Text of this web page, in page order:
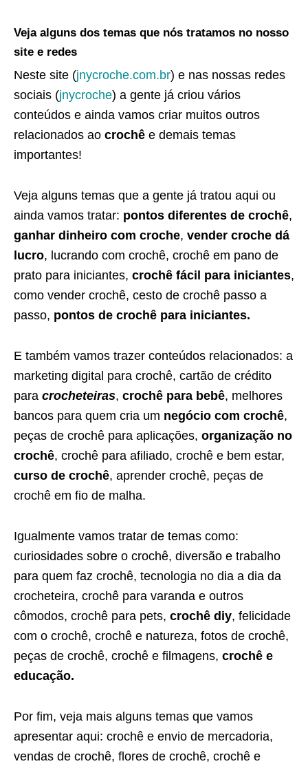
Veja alguns dos temas que nós tratamos no nosso
site e redes
Neste site (jnycroche.com.br) e nas nossas redes
sociais (jnycroche) a gente já criou vários
conteúdos e ainda vamos criar muitos outros
relacionados ao crochê e demais temas
importantes!
Veja alguns temas que a gente já tratou aqui ou
ainda vamos tratar: pontos diferentes de crochê,
ganhar dinheiro com croche, vender croche dá
lucro, lucrando com crochê, crochê em pano de
prato para iniciantes, crochê fácil para iniciantes,
como vender crochê, cesto de crochê passo a
passo, pontos de crochê para iniciantes.
E também vamos trazer conteúdos relacionados: a
marketing digital para crochê, cartão de crédito
para crocheteiras, crochê para bebê, melhores
bancos para quem cria um negócio com crochê,
peças de crochê para aplicações, organização no
crochê, crochê para afiliado, crochê e bem estar,
curso de crochê, aprender crochê, peças de
crochê em fio de malha.
Igualmente vamos tratar de temas como:
curiosidades sobre o crochê, diversão e trabalho
para quem faz crochê, tecnologia no dia a dia da
crocheteira, crochê para varanda e outros
cômodos, crochê para pets, crochê diy, felicidade
com o crochê, crochê e natureza, fotos de crochê,
peças de crochê, crochê e filmagens, crochê e
educação.
Por fim, veja mais alguns temas que vamos
apresentar aqui: crochê e envio de mercadoria,
vendas de crochê, flores de crochê, crochê e